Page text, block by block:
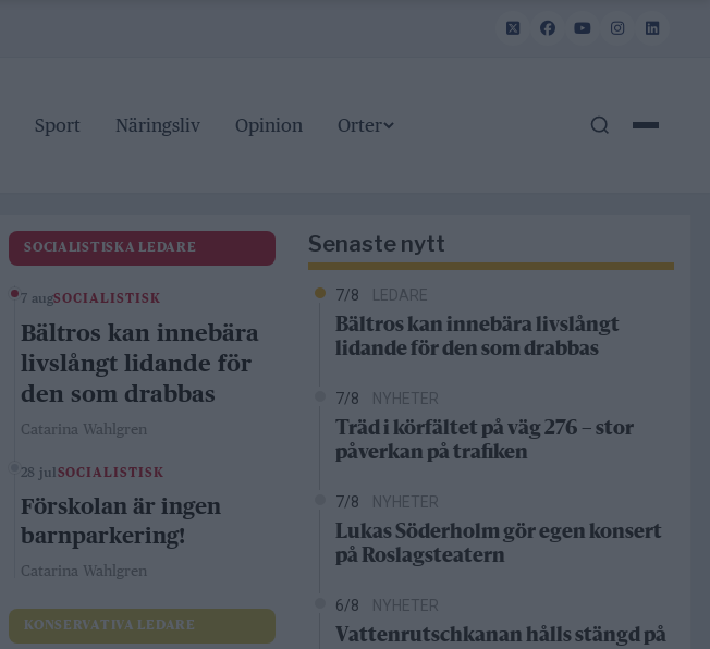
Sport Näringsliv Opinion Orter
SOCIALISTISKA LEDARE
7 augSOCIALISTISK
Bältros kan innebära
livslångt lidande för
den som drabbas
Catarina Wahlgren
28 jul SOCIALISTISK
Förskolan är ingen
barnparkering!
Catarina Wahlgren
KONSERVATIVA LEDARE
Senaste nytt
7/8 LEDARE
Bältros kan innebära livslångt
lidande för den som drabbas
7/8 NYHETER
Träd i körfältet på väg 276 – stor
påverkan på trafiken
7/8 NYHETER
Lukas Söderholm gör egen konsert
på Roslagsteatern
6/8 NYHETER
Vattenrutschkanan hålls stängd på